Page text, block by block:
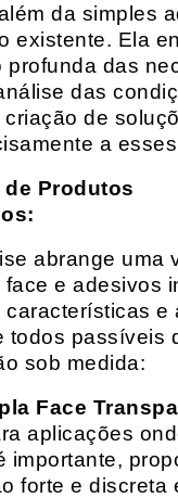
da simples
existente. Ela
profunda das
das
de
a
Produtos
abrange uma
e adesivos
características e
todos passíveis
sob medida:
Face
aplicações
importante,
forte e discreta